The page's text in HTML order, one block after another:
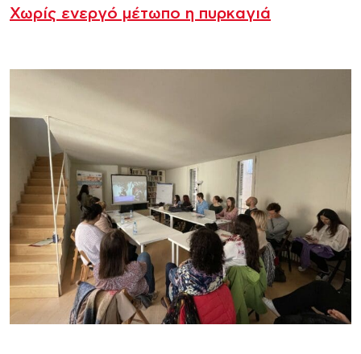
Χωρίς ενεργό μέτωπο η πυρκαγιά